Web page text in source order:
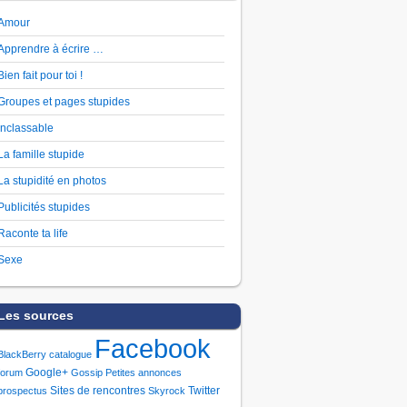
à écrire …
fait pour toi !
et pages stupides
famille stupide
stupidité en photos
stupides
ta life
sources
catalogue Facebook
Google+ Gossip Petites annonces
Sites de rencontres Skyrock Twitter